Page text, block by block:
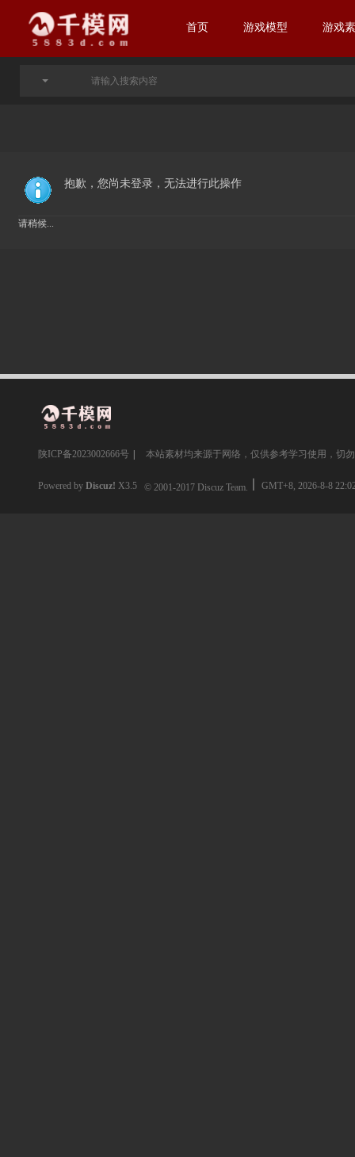
首页 游戏模型 游戏
抱歉，您尚未登录，无法进行此操作
请稍候...
陕ICP备2023002666号 本站素材均来源于网络，仅供参考学习使用，切
Powered by Discuz! X3.5 © 2001-2017 Discuz Team. GMT+8, 2026-8-8